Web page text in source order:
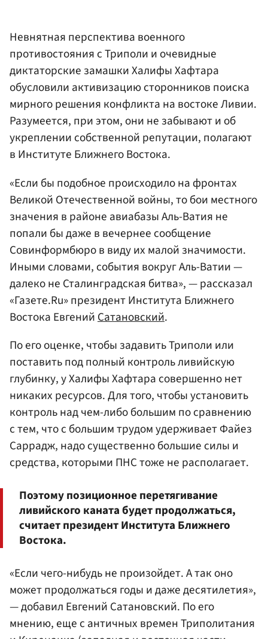
Невнятная перспектива военного
противостояния с Триполи и очевидные
диктаторские замашки Халифы Хафтара
обусловили активизацию сторонников поиска
мирного решения конфликта на востоке Ливии.
Разумеется, при этом, они не забывают и об
укреплении собственной репутации, полагают
в Институте Ближнего Востока.
«Если бы подобное происходило на фронтах
Великой Отечественной войны, то бои местного
значения в районе авиабазы Аль-Ватия не
попали бы даже в вечернее сообщение
Совинформбюро в виду их малой значимости.
Иными словами, события вокруг Аль-Ватии —
далеко не Сталинградская битва», — рассказал
«Газете.Ru» президент Института Ближнего
Востока ЕвгенийСатановский.
По его оценке, чтобы задавить Триполи или
поставить под полный контроль ливийскую
глубинку, у Халифы Хафтара совершенно нет
никаких ресурсов. Для того, чтобы установить
контроль над чем-либо большим по сравнению
с тем, что с большим трудом удерживает Файез
Саррадж, надо существенно большие силы и
средства, которыми ПНС тоже не располагает.
Поэтому позиционное перетягивание
ливийского каната будет продолжаться,
считает президент Института Ближнего
Востока.
«Если чего-нибудь не произойдет. А так оно
может продолжаться годы и даже десятилетия»,
— добавил Евгений Сатановский. По его
мнению, еще с античных времен Триполитания